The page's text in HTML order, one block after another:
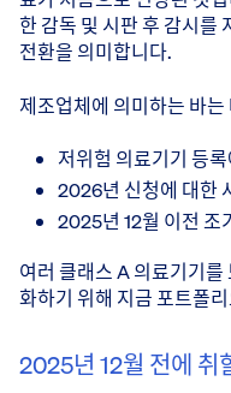
한 감독 및 시판 후 감시를
전환을 의미합니다.
제조업체에 의미하는 바
저위험 의료기기 등
2026년 신청에 대한
2025년 12월 이전 조
여러 클래스 A 의료기기
화하기 위해 지금 포트폴
2025년 12월 전에 취